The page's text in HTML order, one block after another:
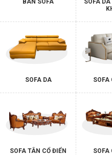
BÀN SOFA
SOFA
SOFA DA SOFA
SOFA TÂN CỔ ĐIỂN SOFA